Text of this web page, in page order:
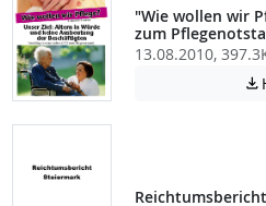
"Wie wollen wir
zum
13.08.2010,
